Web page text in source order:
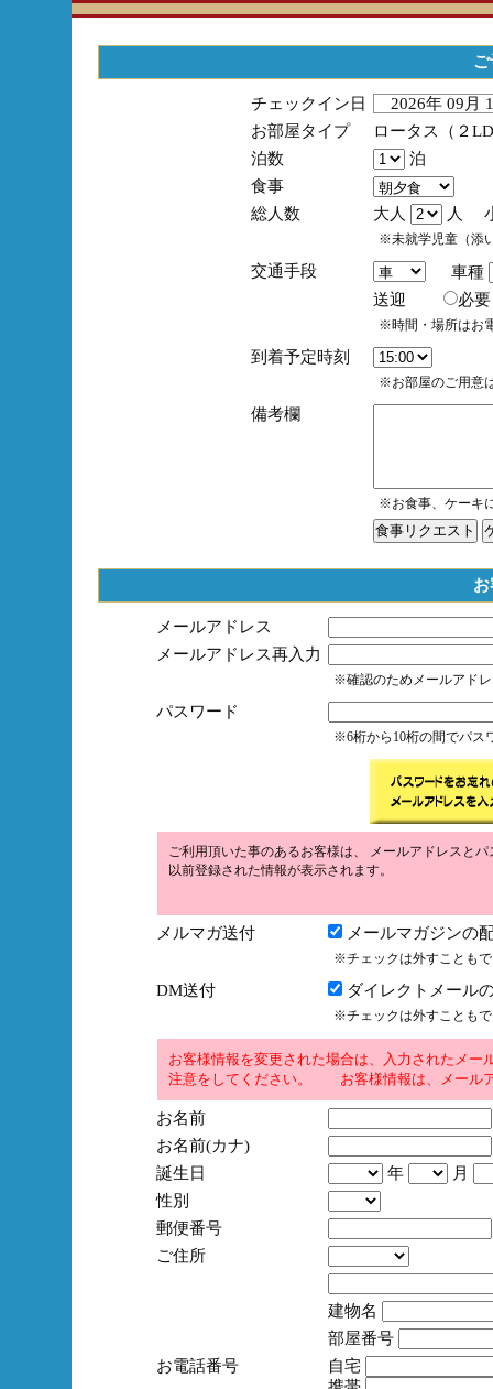
チェックイン日
2026年 09
お部屋タイプ
ロータス（２
泊数
泊
食事
総人数
大人 人
※未就学児童（添
交通手段
車種
送迎
※時間・場所はお
到着予定時刻
※お部屋のご用意
備考欄
※お食事、ケーキ
メールアドレス
メールアドレス再入力
※確認のためメールアド
パスワード
※6桁から10桁の間でパス
ご利用頂いた事のあるお客様は、 メールアドレスと
以前登録された情報が表示されます。
メルマガ送付 メールマガジンの
※チェックは外すことも
DM送付 ダイレクトメール
※チェックは外すことも
お客様情報を変更された場合は、入力されたメ
注意をしてください。 お客様情報は、メール
お名前
お名前(カナ)
誕生日
年
月
性別
郵便番号
ご住所
建物名
部屋番号
お電話番号
自宅